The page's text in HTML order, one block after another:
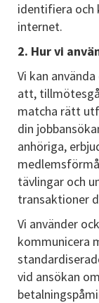
identifiera och
internet.
2. Hur vi
Vi kan
att,
matcha rätt
din
anhöriga,
tävlingar och
transaktioner
Vi använder
kommunicera
vid ansökan